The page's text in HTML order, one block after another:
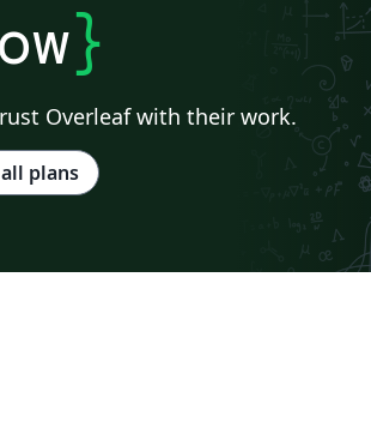
}
Overleaf with their work.
plans